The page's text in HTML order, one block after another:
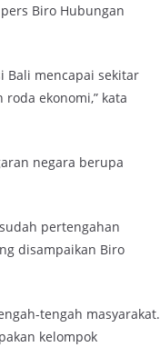
Biro Hubungan
Bali mencapai sekitar
ekonomi,” kata
negara berupa
pertengahan
disampaikan Biro
tengah masyarakat.
kelompok